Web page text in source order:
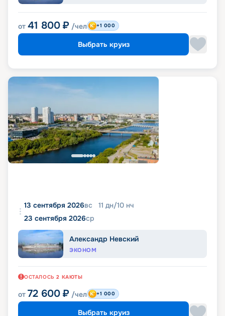
от 41 800 ₽ /чел +1 000
Выбрать круиз
13 сентября 2026вс 11 дн/10 нч
23 сентября 2026ср
Александр Невский
ЭКОНОМ
ОСТАЛОСЬ 2 КАЮТЫ
от 72 600 ₽ /чел +1 000
Выбрать круиз